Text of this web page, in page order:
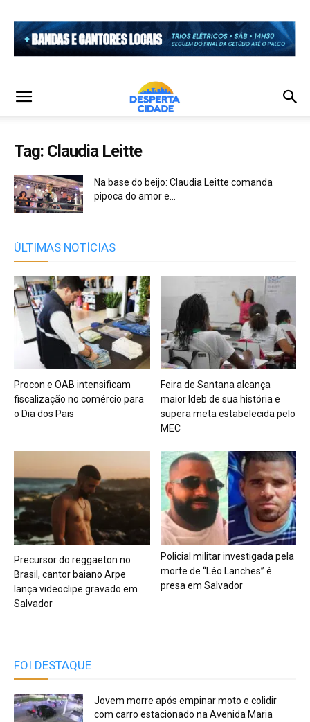
Tag: Claudia Leitte
Na base do beijo: Claudia Leitte comanda
pipoca do amor e...
ÚLTIMAS NOTÍCIAS
Procon e OAB intensificam
fiscalização no comércio para
o Dia dos Pais
Feira de Santana alcança
maior Ideb de sua história e
supera meta estabelecida pelo
MEC
Precursor do reggaeton no
Brasil, cantor baiano Arpe
lança videoclipe gravado em
Salvador
Policial militar investigada pela
morte de “Léo Lanches” é
presa em Salvador
FOI DESTAQUE
Jovem morre após empinar moto e colidir
com carro estacionado na Avenida Maria